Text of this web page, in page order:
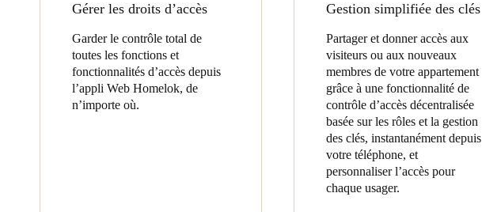
English
FinnishEnglish
Enregistrer la nouvelle sélection comme choix par défaut
Gérer les droits d’accès
Garder le contrôle total de
toutes les fonctions et
fonctionnalités d’accès depuis
l’appli Web Homelok, de
n’importe où.
Gestion simplifiée des clés
Partager et donner accès aux
visiteurs ou aux nouveaux
membres de votre appartement
grâce à une fonctionnalité de
contrôle d’accès décentralisée
basée sur les rôles et la gestion
des clés, instantanément depuis
votre téléphone, et
personnaliser l’accès pour
chaque usager.